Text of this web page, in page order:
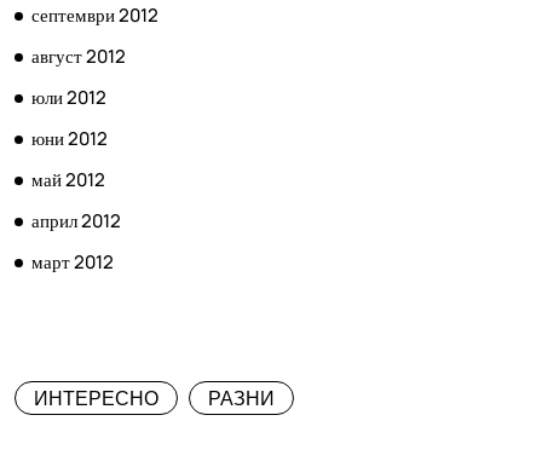
септември 2012
август 2012
юли 2012
юни 2012
май 2012
април 2012
март 2012
ИНТЕРЕСНО РАЗНИ